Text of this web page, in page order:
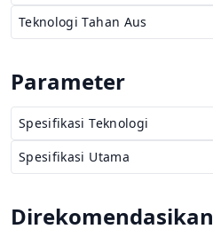
Teknologi Tahan Aus
Parameter
Spesifikasi Teknologi
Spesifikasi Utama
Direkomendasikan